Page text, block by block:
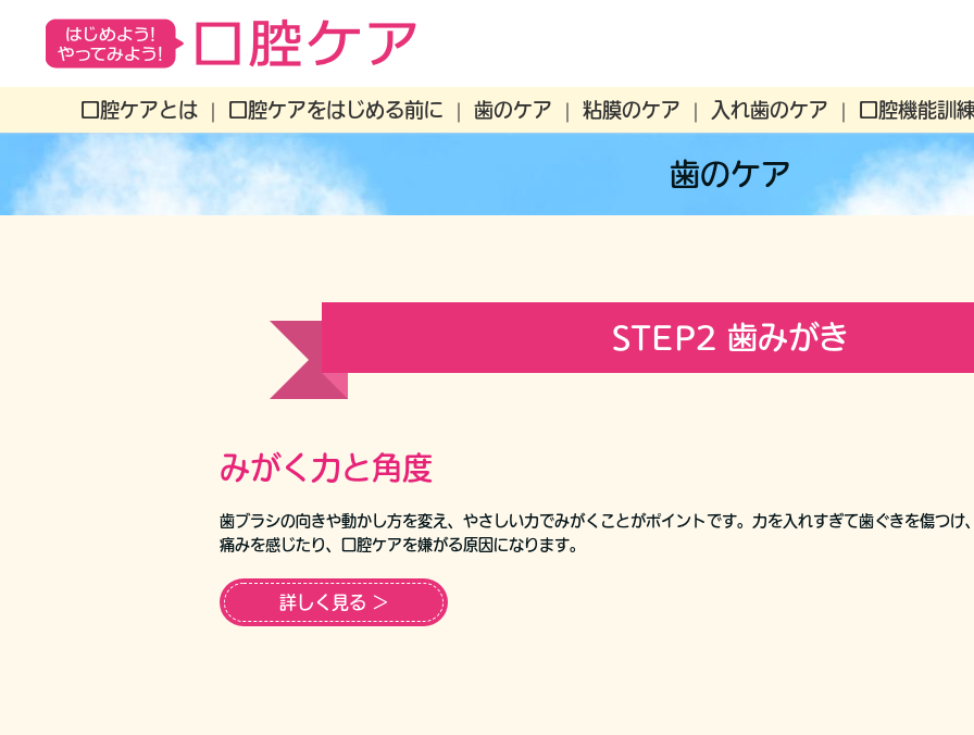
口腔ケアとは 口腔ケアをはじめる前に 歯のケア 粘膜のケア 入れ歯のケア 口腔機能訓
歯のケア
STEP2 歯みがき
みがく力と角度
歯ブラシの向きや動かし方を変え、やさしい力でみがくことがポイントです。力を入れすぎて歯ぐきを傷つけ
痛みを感じたり、口腔ケアを嫌がる原因になります。
詳しく見る ＞